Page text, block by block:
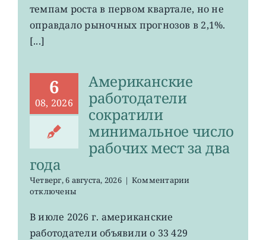
ожиданий
темпам роста в первом квартале, но не
оправдало рыночных прогнозов в 2,1%.
[...]
6
08, 2026
Американские
работодатели
сократили
минимальное число
рабочих мест за два
года
Четверг, 6 августа, 2026 | Комментариик
отключены
В июле 2026 г. американские
работодатели объявили о 33 429